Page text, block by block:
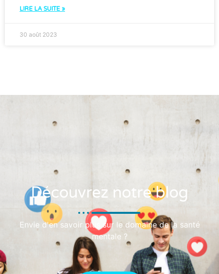
LIRE LA SUITE »
30 août 2023
Découvrez notre blog
Envie d'en savoir plus sur le domaine de la santé
mentale ?